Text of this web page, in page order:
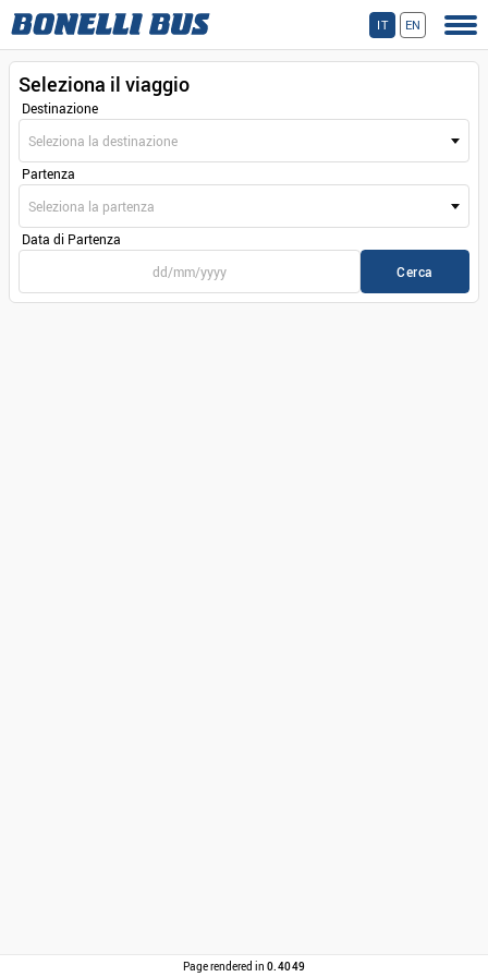
IT EN
Seleziona il viaggio
Destinazione
Seleziona la destinazione
Partenza
Seleziona la partenza
Data di Partenza
Cerca
Page rendered in 0.4049